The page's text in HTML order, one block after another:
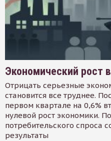
Экономический рост
Отрицать серьезные
становится все труднее.
первом квартале на 0,6%
нулевой рост экономики.
потребительского спроса
результаты